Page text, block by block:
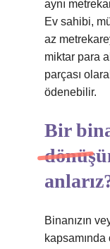
aynı
Ev sahibi,
az
miktar para
parçası
ödenebilir.
Bir
Binanızın
kapsamında